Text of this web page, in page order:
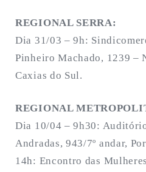
REGIONAL SERRA:
Dia 31/03 – 9h:
Pinheiro Machado, 1239 –
Caxias do Sul.
REGIONAL
Dia 10/04 – 9h30:
Andradas, 943/7º andar,
14h: Encontro das